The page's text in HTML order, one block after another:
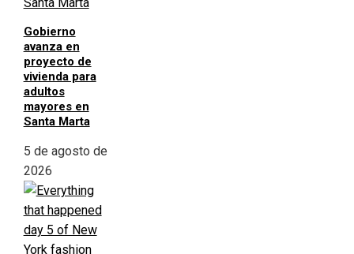
Gobierno
avanza en
proyecto de
vivienda para
adultos
mayores en
Santa Marta
5 de agosto de
2026